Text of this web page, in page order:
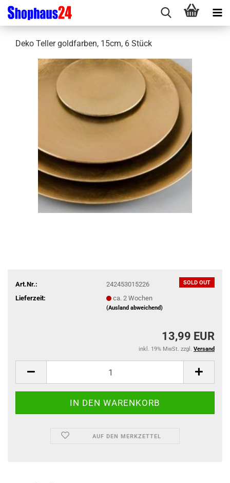
Deko Teller goldfarben, 15cm, 6 Stück
SOLD OUT
Art.Nr.:
242453015226
Lieferzeit:
ca. 2 Wochen
(Ausland abweichend)
13,99 EUR
inkl. 19% MwSt. zzgl. Versand
AUF DEN MERKZETTEL